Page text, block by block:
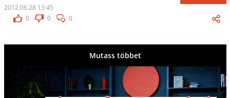
2012.06.28 13:45
0
0 0
Mutass többet